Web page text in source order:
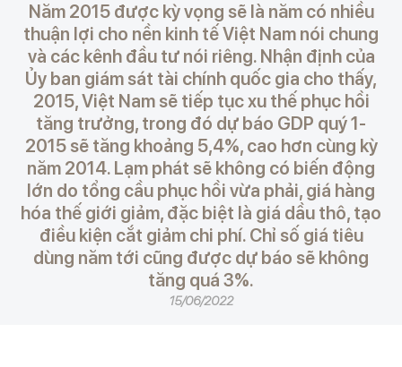
Năm 2015 được kỳ vọng sẽ là năm có nhiều
thuận lợi cho nền kinh tế Việt Nam nói chung
và các kênh đầu tư nói riêng. Nhận định của
Ủy ban giám sát tài chính quốc gia cho thấy,
2015, Việt Nam sẽ tiếp tục xu thế phục hồi
tăng trưởng, trong đó dự báo GDP quý 1-
2015 sẽ tăng khoảng 5,4%, cao hơn cùng kỳ
năm 2014. Lạm phát sẽ không có biến động
lớn do tổng cầu phục hồi vừa phải, giá hàng
hóa thế giới giảm, đặc biệt là giá dầu thô, tạo
điều kiện cắt giảm chi phí. Chỉ số giá tiêu
dùng năm tới cũng được dự báo sẽ không
tăng quá 3%.
15/06/2022